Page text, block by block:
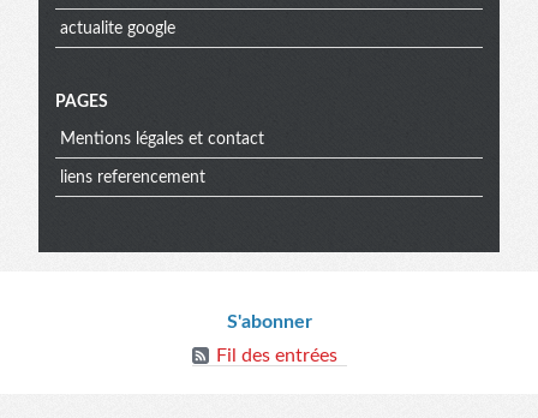
actualite google
PAGES
Mentions légales et contact
liens referencement
Informations
S'abonner
Fil des entrées